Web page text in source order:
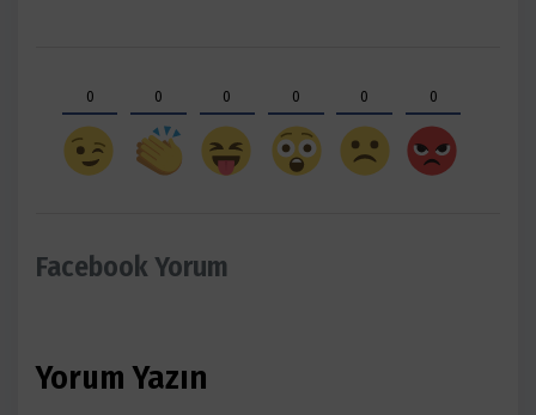
0 0 0 0 0 0
Facebook Yorum
Yorum Yazın